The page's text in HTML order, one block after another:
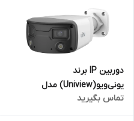
دوربین IP برند
یونی‌ویو(Uniview) مدل
بالت 8 مگاپیکسل
تماس بگیرید